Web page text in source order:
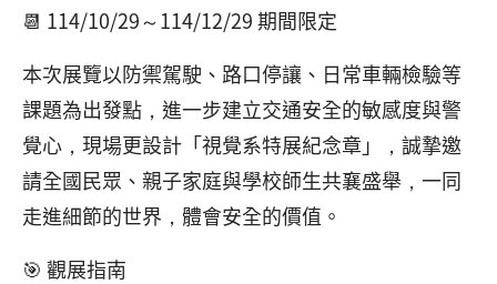
📆 114/10/29～114/12/29 期間限定
本次展覽以防禦駕駛、路口停讓、日常車輛檢驗等
課題為出發點，進一步建立交通安全的敏感度與警
覺心，現場更設計「視覺系特展紀念章」，誠摯邀
請全國民眾、親子家庭與學校師生共襄盛舉，一同
走進細節的世界，體會安全的價值。
🎯 觀展指南